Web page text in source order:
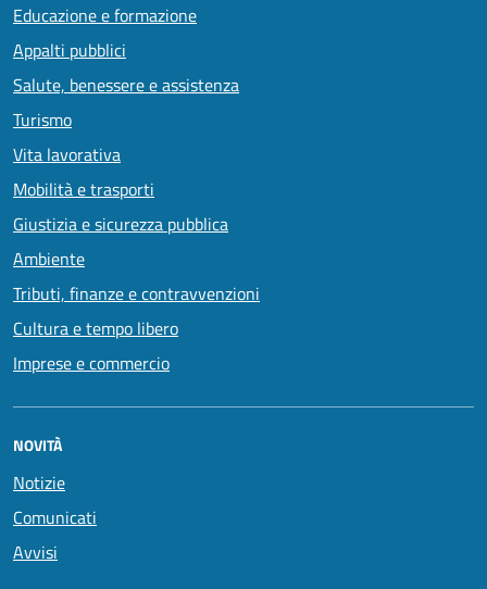
Educazione e formazione
Appalti pubblici
Salute, benessere e assistenza
Turismo
Vita lavorativa
Mobilità e trasporti
Giustizia e sicurezza pubblica
Ambiente
Tributi, finanze e contravvenzioni
Cultura e tempo libero
Imprese e commercio
NOVITÀ
Notizie
Comunicati
Avvisi